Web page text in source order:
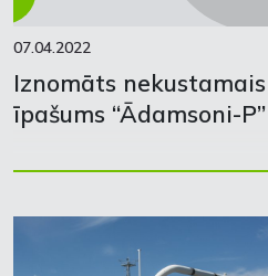
07.04.2022
Iznomāts nekustamais
īpašums “Ādamsoni-P”